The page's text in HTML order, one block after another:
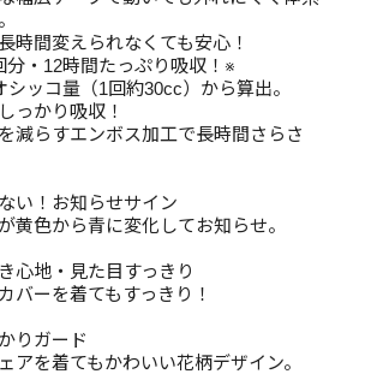
時間変えられなくても安心！
分・12時間たっぷり吸収！※
ッコ量（1回約30cc）から算出。
っかり吸収！
減らすエンボス加工で長時間さらさ
い！お知らせサイン
黄色から青に変化してお知らせ。
心地・見た目すっきり
バーを着てもすっきり！
りガード
アを着てもかわいい花柄デザイン。